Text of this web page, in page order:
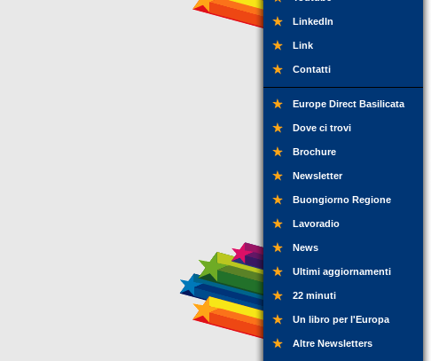
LinkedIn
Link
Contatti
Europe Direct Basilicata
Dove ci trovi
Brochure
Newsletter
Buongiorno Regione
Lavoradio
News
Ultimi aggiornamenti
22 minuti
Un libro per l'Europa
Altre Newsletters